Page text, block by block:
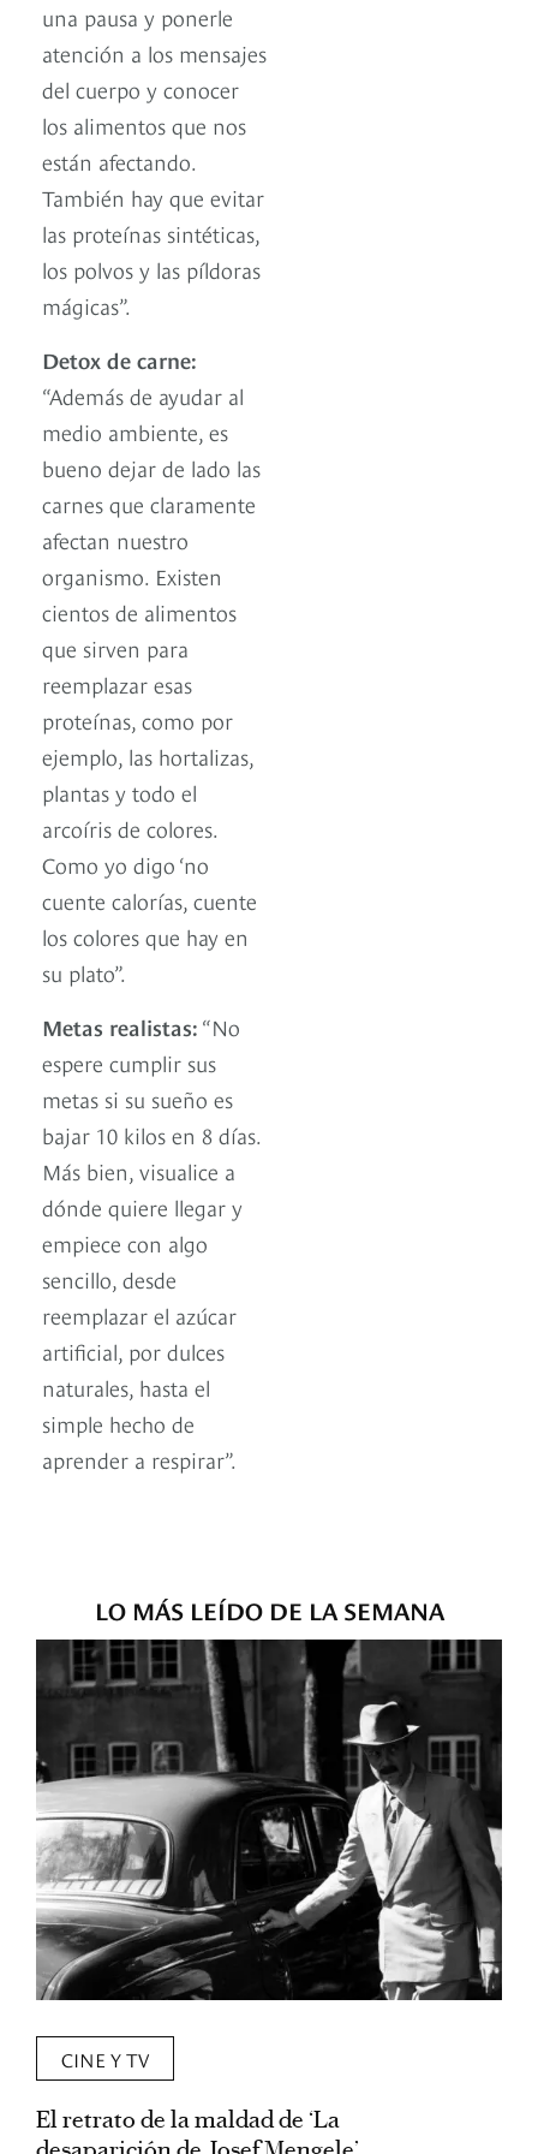
una pausa y ponerle
atención a los mensajes
del cuerpo y conocer
los alimentos que nos
están afectando.
También hay que evitar
las proteínas sintéticas,
los polvos y las píldoras
mágicas”.
Detox de carne:
“Además de ayudar al
medio ambiente, es
bueno dejar de lado las
carnes que claramente
afectan nuestro
organismo. Existen
cientos de alimentos
que sirven para
reemplazar esas
proteínas, como por
ejemplo, las hortalizas,
plantas y todo el
arcoíris de colores.
Como yo digo ‘no
cuente calorías, cuente
los colores que hay en
su plato”.
Metas realistas: “No
espere cumplir sus
metas si su sueño es
bajar 10 kilos en 8 días.
Más bien, visualice a
dónde quiere llegar y
empiece con algo
sencillo, desde
reemplazar el azúcar
artificial, por dulces
naturales, hasta el
simple hecho de
aprender a respirar”.
LO MÁS LEÍDO DE LA SEMANA
CINE Y TV
El retrato de la maldad de ‘La